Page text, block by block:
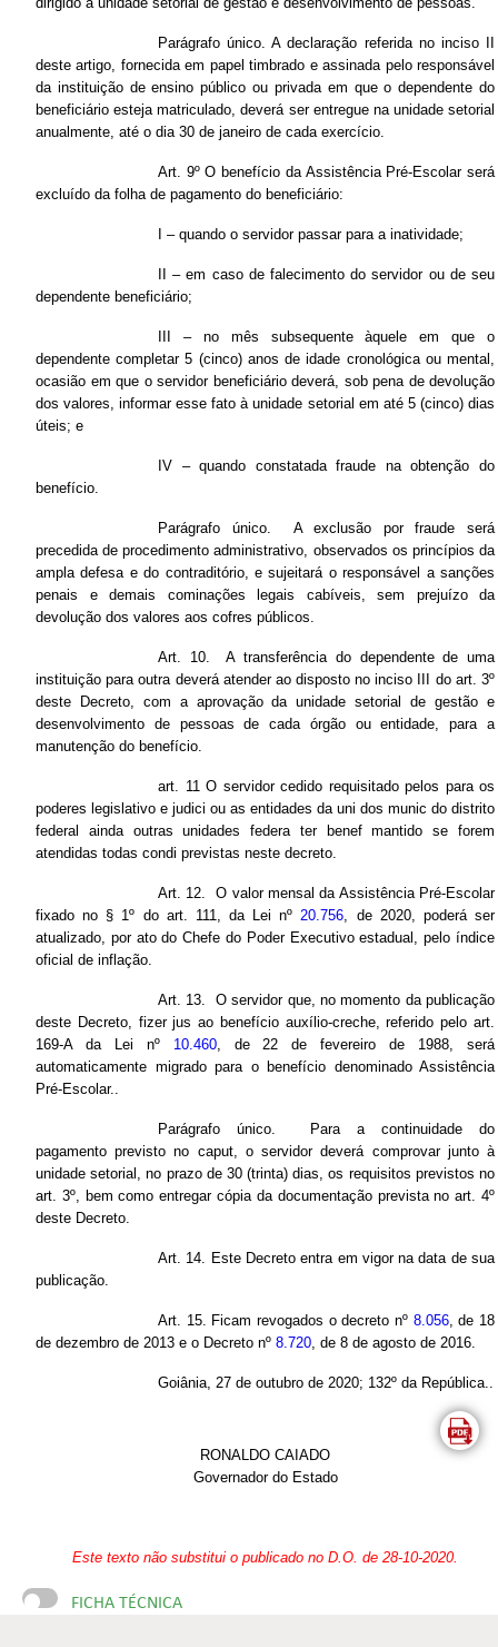
Parágrafo único. A declaração referida no inciso II
deste artigo, fornecida em papel timbrado e assinada pelo responsável
da instituição de ensino público ou privada em que o dependente do
beneficiário esteja matriculado, deverá ser entregue na unidade setorial
anualmente, até o dia 30 de janeiro de cada exercício.
Art. 9º O benefício da Assistência Pré-Escolar será
excluído da folha de pagamento do beneficiário:
I – quando o servidor passar para a inatividade;
II – em caso de falecimento do servidor ou de seu
dependente beneficiário;
III – no mês subsequente àquele em que o
dependente completar 5 (cinco) anos de idade cronológica ou mental,
ocasião em que o servidor beneficiário deverá, sob pena de devolução
dos valores, informar esse fato à unidade setorial em até 5 (cinco) dias
úteis; e
IV – quando constatada fraude na obtenção do
benefício.
Parágrafo único. A exclusão por fraude será
precedida de procedimento administrativo, observados os princípios da
ampla defesa e do contraditório, e sujeitará o responsável a sanções
penais e demais cominações legais cabíveis, sem prejuízo da
devolução dos valores aos cofres públicos.
Art. 10. A transferência do dependente de uma
instituição para outra deverá atender ao disposto no inciso III do art. 3º
deste Decreto, com a aprovação da unidade setorial de gestão e
desenvolvimento de pessoas de cada órgão ou entidade, para a
manutenção do benefício.
art. 11 O servidor cedido requisitado pelos para os
poderes legislativo e judici ou as entidades da uni dos munic do distrito
federal ainda outras unidades federa ter benef mantido se forem
atendidas todas condi previstas neste decreto.
Art. 12. O valor mensal da Assistência Pré-Escolar
fixado no § 1º do art. 111, da Lei nº20.756, de 2020, poderá ser
atualizado, por ato do Chefe do Poder Executivo estadual, pelo índice
oficial de inflação.
Art. 13. O servidor que, no momento da publicação
deste Decreto, fizer jus ao benefício auxílio-creche, referido pelo art.
169-A da Lei nº 10.460, de 22 de fevereiro de 1988, será
automaticamente migrado para o benefício denominado Assistência
Pré-Escolar..
Parágrafo único. Para a continuidade do
pagamento previsto no caput, o servidor deverá comprovar junto à
unidade setorial, no prazo de 30 (trinta) dias, os requisitos previstos no
art. 3º, bem como entregar cópia da documentação prevista no art. 4º
deste Decreto.
Art. 14. Este Decreto entra em vigor na data de sua
publicação.
Art. 15. Ficam revogados o decreto nº 8.056, de 18
de dezembro de 2013 e o Decreto nº 8.720, de 8 de agosto de 2016.
Goiânia, 27 de outubro de 2020; 132º da República..
RONALDO CAIADO
Governador do Estado
Este texto não substitui o publicado no D.O. de 28-10-2020.
FICHA TÉCNICA